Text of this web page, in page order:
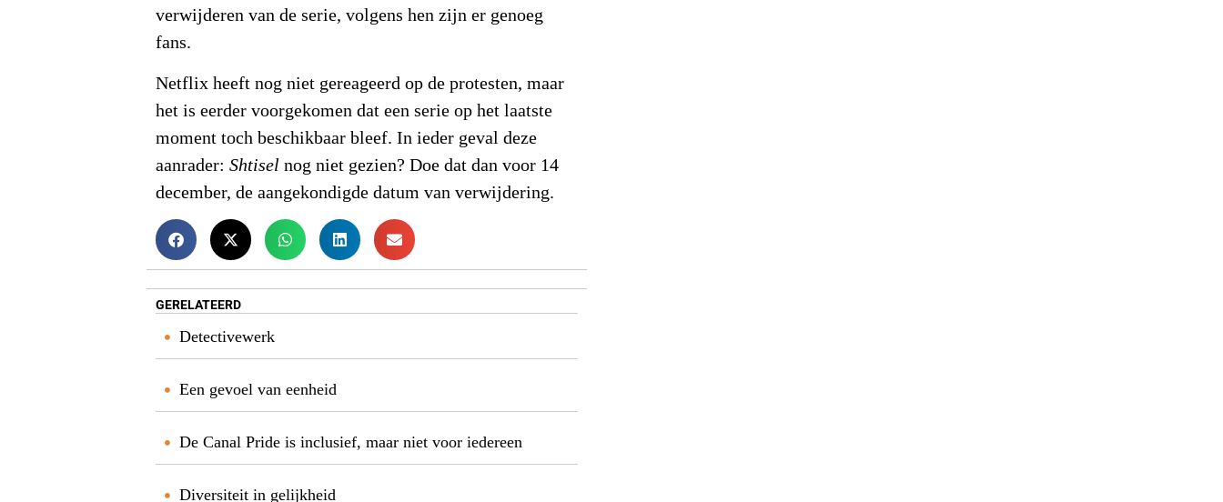
verwijderen van de serie, volgens hen zijn er genoeg
fans.
Netflix heeft nog niet gereageerd op de protesten, maar
het is eerder voorgekomen dat een serie op het laatste
moment toch beschikbaar bleef. In ieder geval deze
aanrader:Shtiselnog niet gezien? Doe dat dan voor 14
december, de aangekondigde datum van verwijdering.
GERELATEERD
Detectivewerk
Een gevoel van eenheid
De Canal Pride is inclusief, maar niet voor iedereen
Diversiteit in gelijkheid